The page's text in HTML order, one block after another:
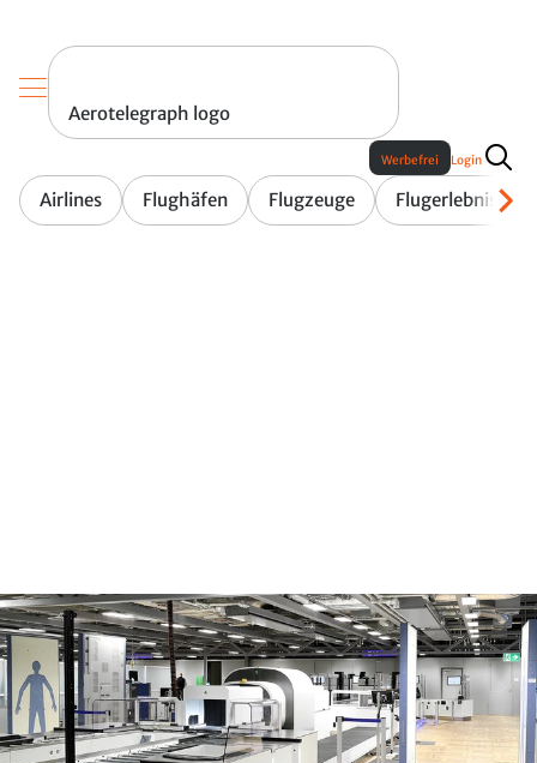
Aerotelegraph logo
Airlines Flughäfen Flugzeuge Flugerlebnis
Werbefrei Login